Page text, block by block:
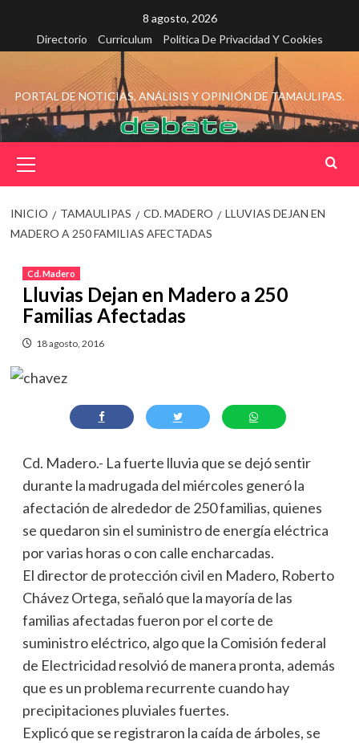
contenido
8 agosto, 2026
Directorio
Curriculum Política De Privacidad Y Cookies
PORTAL DE NOTICIAS, ANÁLISIS Y OPINIÓN DE TAMAULIPAS.
principal
INICIO TAMAULIPAS CD. MADERO
LLUVIAS DEJAN EN
MADERO A 250 FAMILIAS AFECTADAS
Cd. Madero
Lluvias Dejan en Madero a 250
Familias Afectadas
18 agosto, 2016
Cd. Madero.- La fuerte lluvia que se dejó sentir
durante la madrugada del miércoles generó la
afectación de alrededor de 250 familias, quienes
se quedaron sin el suministro de energía eléctrica
por varias horas o con calle encharcadas.
El director de protección civil en Madero, Roberto
Chávez Ortega, señaló que la mayoría de las
familias afectadas fueron por el corte de
suministro eléctrico, algo que la Comisión federal
de Electricidad resolvió de manera pronta, además
que es un problema recurrente cuando hay
precipitaciones pluviales fuertes.
Explicó que se registraron la caída de árboles, se